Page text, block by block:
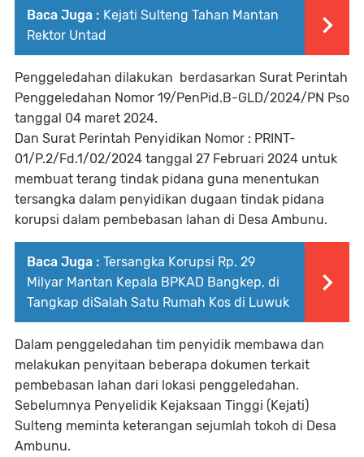
Baca Juga : Kejati Sulteng Tahan Mantan
Rektor Untad
Penggeledahan dilakukan berdasarkan Surat Perintah
Penggeledahan Nomor 19/PenPid.B-GLD/2024/PN Pso
tanggal 04 maret 2024.
Dan Surat Perintah Penyidikan Nomor : PRINT-
01/P.2/Fd.1/02/2024 tanggal 27 Februari 2024 untuk
membuat terang tindak pidana guna menentukan
tersangka dalam penyidikan dugaan tindak pidana
korupsi dalam pembebasan lahan di Desa Ambunu.
Baca Juga : Tersangka Korupsi Rp. 29
Milyar Mantan Kepala BPKAD Bangkep, di
Tangkap diSalah Satu Rumah Kos di Luwuk
Dalam penggeledahan tim penyidik membawa dan
melakukan penyitaan beberapa dokumen terkait
pembebasan lahan dari lokasi penggeledahan.
Sebelumnya Penyelidik Kejaksaan Tinggi (Kejati)
Sulteng meminta keterangan sejumlah tokoh di Desa
Ambunu.